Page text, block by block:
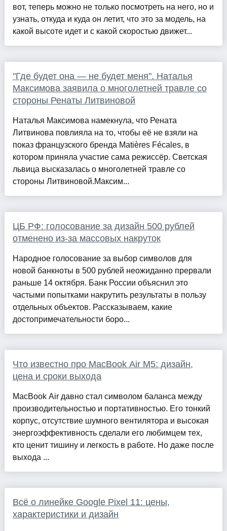
вот, теперь можно не только посмотреть на него, но и
узнать, откуда и куда он летит, что это за модель, на
какой высоте идет и с какой скоростью движет...
"Где будет она — не будет меня". Наталья
Максимова заявила о многолетней травле со
стороны Ренаты Литвиновой
Наталья Максимова намекнула, что Рената
Литвинова повлияла на то, чтобы её не взяли на
показ французского бренда Matières Fécales, в
котором приняла участие сама режиссёр. Светская
львица высказалась о многолетней травле со
стороны Литвиновой.Максим...
ЦБ РФ: голосование за дизайн 500 рублей
отменено из-за массовых накруток
Народное голосование за выбор символов для
новой банкноты в 500 рублей неожиданно прервали
раньше 14 октября. Банк России объяснил это
частыми попытками накрутить результаты в пользу
отдельных объектов. Рассказываем, какие
достопримечательности боро...
Что известно про MacBook Air M5: дизайн,
цена и сроки выхода
MacBook Air давно стал символом баланса между
производительностью и портативностью. Его тонкий
корпус, отсутствие шумного вентилятора и высокая
энергоэффективность сделали его любимцем тех,
кто ценит тишину и легкость в работе. Но даже после
выхода ...
Всё о линейке Google Pixel 11: цены,
характеристики и дизайн